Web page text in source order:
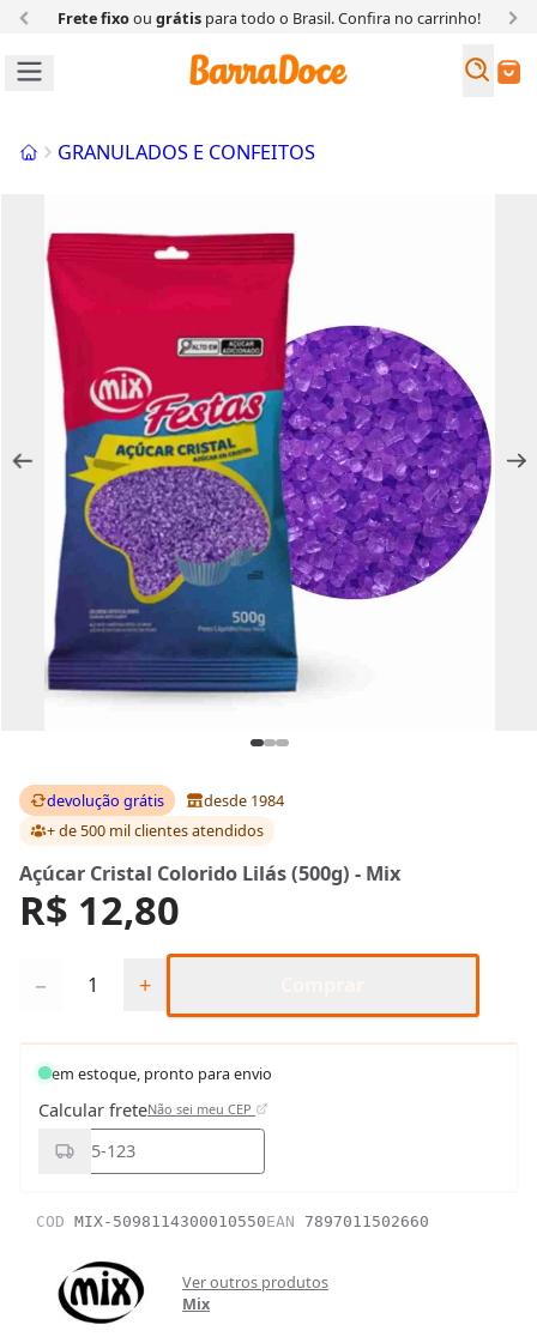
Frete fixoou grátispara todo o Brasil. Confira no carrinho!
Buscar
InícioGRANULADOS E CONFEITOS
devolução grátis
desde 1984
+ de 500 mil clientesatendidos
Açúcar Cristal Colorido Lilás (500g) - Mix
R$ 12,80
− +
em estoque, pronto para envio
Calcular freteNão sei meu CEP
COD MIX-5098114300010550EAN 7897011502660
Ver outros produtos
Mix